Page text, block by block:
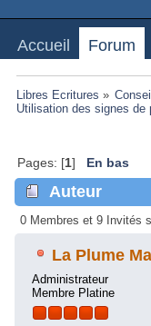
Accueil Forum
Libres Ecritures »
Utilisation des signes
Pages: [1] En bas
Auteur
espaces dans
0 Membres et 9 Invités
La Plume
Administrateur
Membre Platine